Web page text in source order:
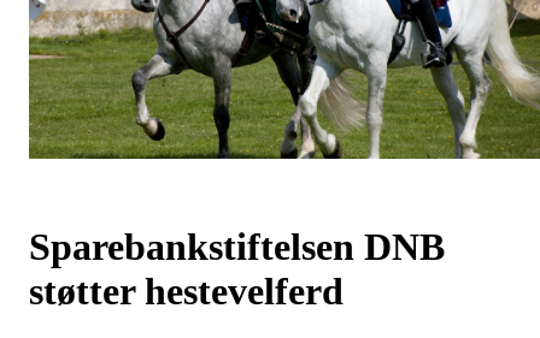
Sparebankstiftelsen DNB
støtter hestevelferd